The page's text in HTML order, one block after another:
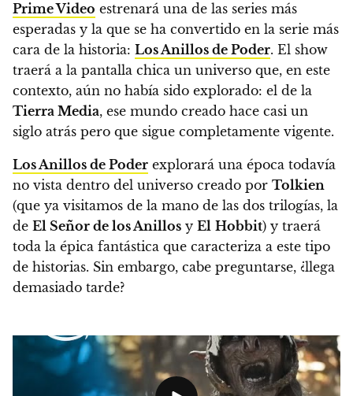
Prime Video estrenará una de las series más
esperadas y la que se ha convertido en la serie más
cara de la historia: Los Anillos de Poder. El show
traerá a la pantalla chica un universo que, en este
contexto, aún no había sido explorado: el de la
Tierra Media, ese mundo creado hace casi un
siglo atrás pero que sigue completamente vigente.
Los Anillos de Poder explorará una época todavía
no vista dentro del universo creado por Tolkien
(que ya visitamos de la mano de las dos trilogías, la
de El Señor de los Anillos y El Hobbit) y traerá
toda la épica fantástica que caracteriza a este tipo
de historias. Sin embargo, cabe preguntarse, ¿llega
demasiado tarde?